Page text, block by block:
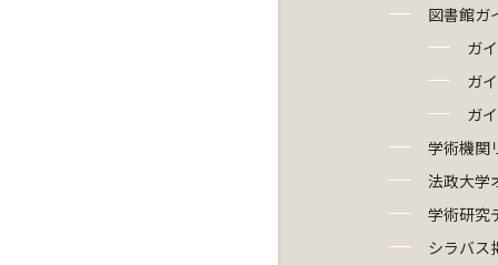
図書館ガ
ガ
ガ
ガ
学術機関
法政大学
学術研究
シラバス